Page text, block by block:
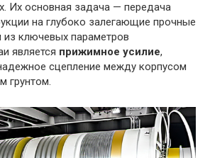
Их основная задача — передача
на глубоко залегающие прочные
из ключевых параметров
является прижимное усилие,
сцепление между корпусом
грунтом.